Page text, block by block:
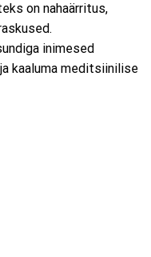
on nahaärritus,
inimesed
kaaluma meditsiinilise